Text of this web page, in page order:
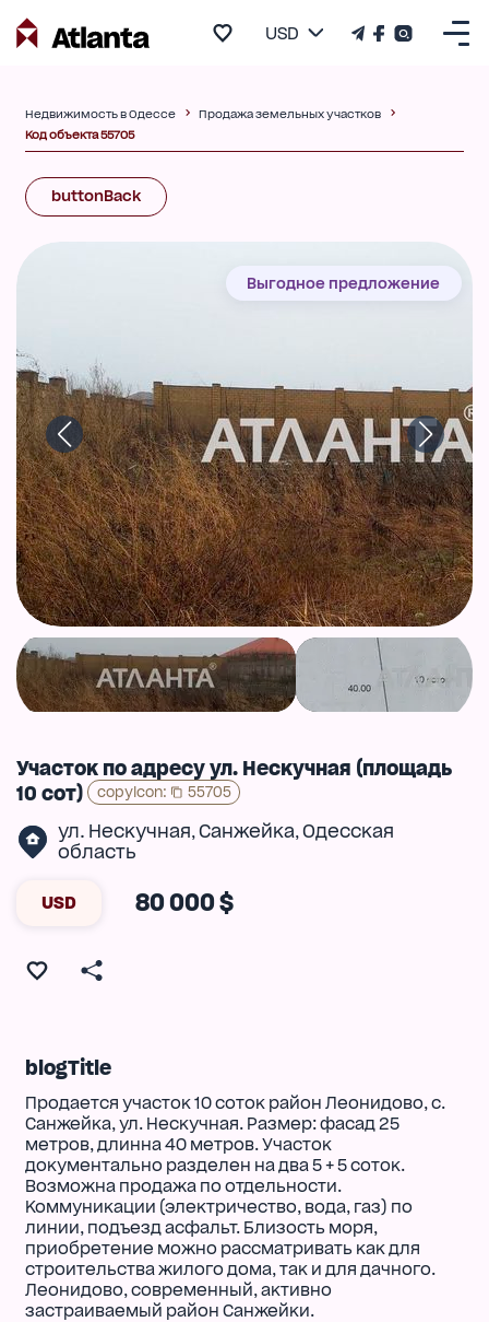
USD
Недвижимость в Одессе
Продажа земельных участков
Код объекта 55705
buttonBack
Выгодное предложение
Участок по адресу ул. Нескучная (площадь
10 сот)
copyIcon: 55705
ул. Нескучная,Санжейка,Одесская
область
USD 80 000 $
blogTitle
Продается участок 10 соток район Леонидово, с.
Санжейка, ул. Нескучная. Размер: фасад 25
метров, длинна 40 метров. Участок
документально разделен на два 5 + 5 соток.
Возможна продажа по отдельности.
Коммуникации (электричество, вода, газ) по
линии, подъезд асфальт. Близость моря,
приобретение можно рассматривать как для
строительства жилого дома, так и для дачного.
Леонидово, современный, активно
застраиваемый район Санжейки.